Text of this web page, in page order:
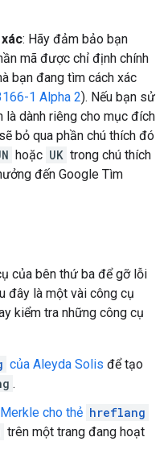
: Hãy đảm bảo bạn
mã được chỉ định chính
bạn đang tìm cách xác
1 Alpha 2). Nếu bạn sử
dành riêng cho mục đích
bỏ qua phần chú thích đó
hoặc UK trong chú thích
đến Google Tìm
của bên thứ ba để gỡ lỗi
đây là một vài công cụ
kiểm tra những công cụ
của Aleyda Solis để tạo
.
cho thẻ hreflang
trên một trang đang hoạt